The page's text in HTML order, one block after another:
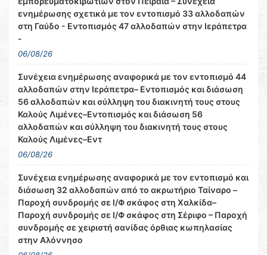
ενημέρωσης σχετικά με τον εντοπισμό 33 αλλοδαπών
στη Γαύδο - Εντοπισμός 47 αλλοδαπών στην Ιεράπετρα
-
06/08/26
Συνέχεια ενημέρωσης αναφορικά με τον εντοπισμό 44
αλλοδαπών στην Ιεράπετρα– Εντοπισμός και διάσωση
56 αλλοδαπών και σύλληψη του διακινητή τους στους
Καλούς Λιμένες–Εντοπισμός και διάσωση 56
αλλοδαπών και σύλληψη του διακινητή τους στους
Καλούς Λιμένες–Εντ
06/08/26
Συνέχεια ενημέρωσης αναφορικά με τον εντοπισμό και
διάσωση 32 αλλοδαπών από το ακρωτήριο Ταίναρο –
Παροχή συνδρομής σε Ι/Φ σκάφος στη Χαλκίδα–
Παροχή συνδρομής σε Ι/Φ σκάφος στη Σέριφο – Παροχή
συνδρομής σε χειριστή σανίδας όρθιας κωπηλασίας
στην Αλόννησο